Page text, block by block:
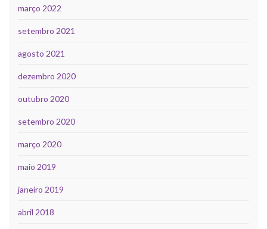
março 2022
setembro 2021
agosto 2021
dezembro 2020
outubro 2020
setembro 2020
março 2020
maio 2019
janeiro 2019
abril 2018